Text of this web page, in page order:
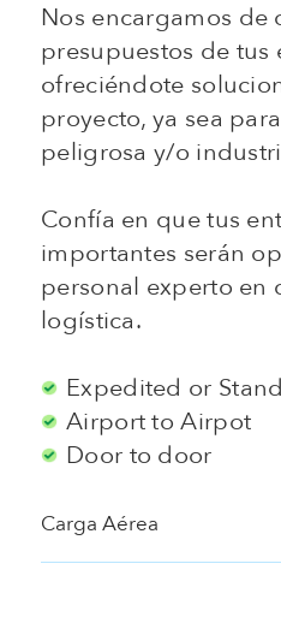
Nos encargamos de
presupuestos de tus
ofreciéndote
proyecto, ya sea
peligrosa y/o
Confía en que tus
importantes serán
personal experto en
logística.
Expedited or
Airport to Airpot
Door to door
Carga Aérea